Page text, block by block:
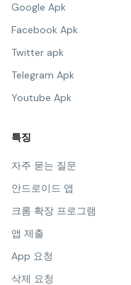
Google Apk
Facebook Apk
Twitter apk
Telegram Apk
Youtube Apk
특징
자주 묻는 질문
안드로이드 앱
크롬 확장 프로그램
앱 제출
App 요청
삭제 요청